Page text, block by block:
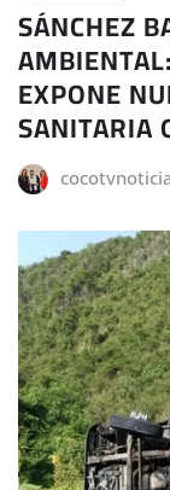
SÁNCHEZ
EXPONE
SANITARIA